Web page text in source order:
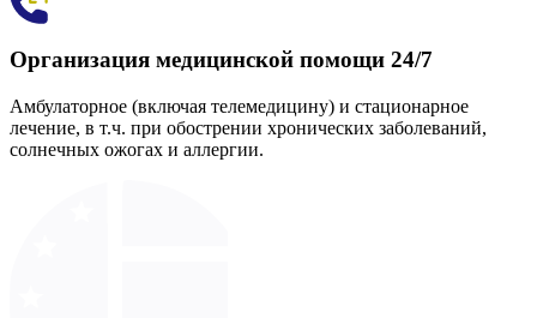
Организация медицинской помощи 24/7
Амбулаторное (включая телемедицину) и стационарное
лечение, в т.ч. при обострении хронических заболеваний,
солнечных ожогах и аллергии.